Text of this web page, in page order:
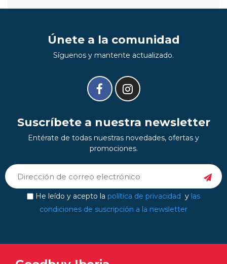
Únete a la comunidad
Síguenos y mantente actualizado.
Suscríbete a nuestra newsletter
Entérate de todas nuestras novedades, ofertas y
promociones.
He leído y acepto la política de privacidad y las
condiciones de suscripción a la newsletter